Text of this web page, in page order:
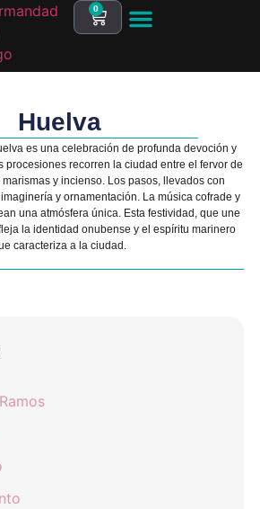
0
Huelva
es una celebración de profunda devoción y
procesiones recorren la ciudad entre el fervor de
marismas y incienso. Los pasos, llevados con
y ornamentación. La música cofrade y
una atmósfera única. Esta festividad, que une
la identidad onubense y el espíritu marinero
caracteriza a la ciudad.